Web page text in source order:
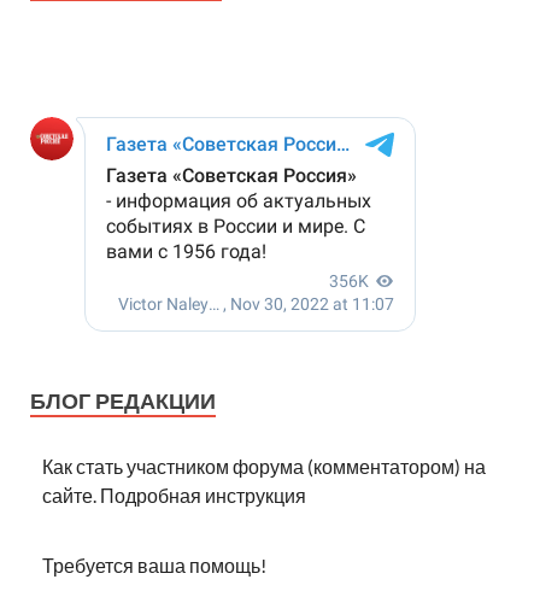
БЛОГ РЕДАКЦИИ
Как стать участником форума (комментатором) на
сайте. Подробная инструкция
Требуется ваша помощь!